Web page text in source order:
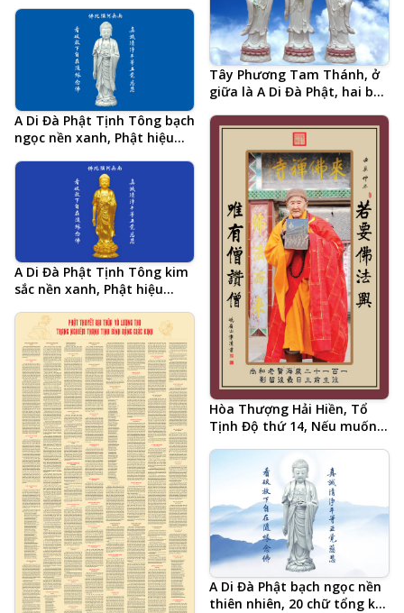
Tây Phương Tam Thánh, ở
giữa là A Di Đà Phật, hai bên
Quan Thế Âm Bồ Tát
A Di Đà Phật Tịnh Tông bạch
ngọc nền xanh, Phật hiệu
đắc cả đời học Phật của Hòa
Thượng Tịnh Không, hình
Phật chất lượng cao, kích
thước lớn, ảnh chiều ngang
Hòa Thượng Hải Hiền, Tổ
Tịnh Độ thứ 14, Nếu muốn
Tăng khen Tăng, pháp ngữ
tiếng Trung
A Di Đà Phật Tịnh Tông kim
sắc nền xanh, Phật hiệu
đắc cả đời học Phật của Hòa
Thượng Tịnh Không, hình
Phật chất lượng cao, kích
thước lớn, ảnh chiều ngang
A Di Đà Phật bạch ngọc nền
thiên nhiên, 20 chữ tổng kết